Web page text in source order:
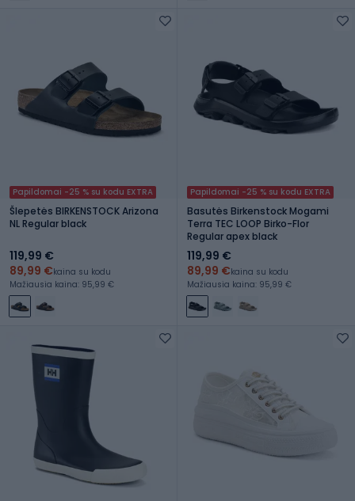
Papildomai -25 % su kodu EXTRA
Šlepetės BIRKENSTOCK Arizona
NL Regular black
119,99 €
89,99 €kaina su kodu
Mažiausia kaina: 95,99 €
Papildomai -25 % su kodu EXTRA
Basutės Birkenstock Mogami
Terra TEC LOOP Birko-Flor
Regular apex black
119,99 €
89,99 €kaina su kodu
Mažiausia kaina: 95,99 €